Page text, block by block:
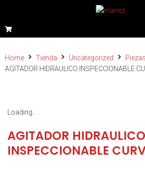
Home Tienda Uncategorized
Piezas
AGITADOR HIDRAULICO INSPECCIONABLE
Loading...
AGITADOR HIDRAULICO
INSPECCIONABLE